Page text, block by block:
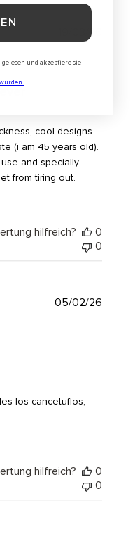
cool designs
(i am 45 years old).
and specially
from tiring out.
19/03/26
hilfreich?
0
0
los cancetuflos,
05/02/26
hilfreich?
0
0
und akzeptiere sie